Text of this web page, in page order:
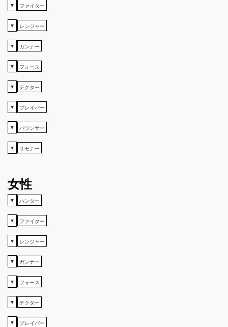
▼ ファイター
▼ レンジャー
▼ ガンナー
▼ フォース
▼ テクター
▼ ブレイバー
▼ バウンサー
▼ サモナー
女性
▼ ハンター
▼ ファイター
▼ レンジャー
▼ ガンナー
▼ フォース
▼ テクター
▼ ブレイバー